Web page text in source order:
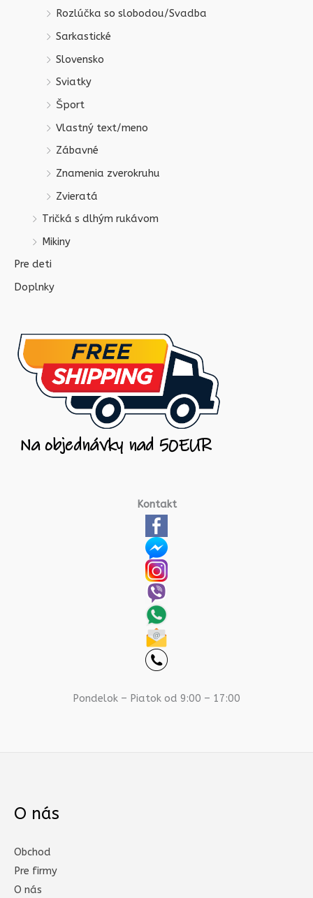
Rozlúčka so slobodou/Svadba
Sarkastické
Slovensko
Sviatky
Šport
Vlastný text/meno
Zábavné
Znamenia zverokruhu
Zvieratá
Tričká s dlhým rukávom
Mikiny
Pre deti
Doplnky
Kontakt
Pondelok – Piatok od 9:00 – 17:00
O nás
Obchod
Pre firmy
O nás